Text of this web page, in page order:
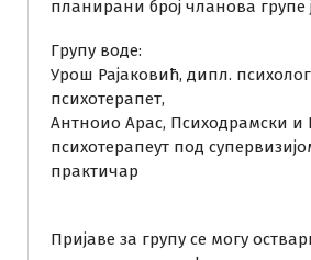
планирани број чланова групе
Групу воде:
Урош Рајаковић, дипл.
психотерапет,
Антноио Арас, Психодрамски и
психотерапеут под
практичар
Пријаве за групу се могу